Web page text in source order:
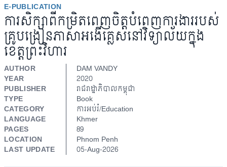
E-PUBLICATION
ការសិក្សាពីកម្រិតពេញចិត្តបំពេញការងាររបស់
គ្រូបង្រៀនភាសាអងើគ្លេសនៅវិទ្យាល័យក្នុង
ខេត្តព្រះវិហារ
AUTHOR
DAM VANDY
YEAR
2020
PUBLISHER
រាជរាដ្ឋាភិបាលកម្ពុជា
TYPE
Book
CATEGORY
ការអប់រំ/Education
LANGUAGE
Khmer
PAGES
89
LOCATION
Phnom Penh
LAST UPDATE
05-Aug-2026